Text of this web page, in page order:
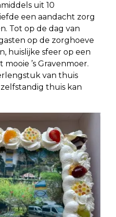
uit 10
een aandacht zorg
Tot op de dag van
op de zorghoeve
huislijke sfeer op een
’s Gravenmoer.
van thuis
thuis kan